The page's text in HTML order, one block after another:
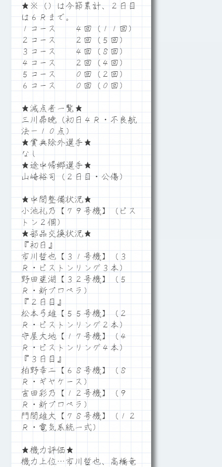
★※（）は今節累計、２日目
は６Ｒまで。
１コース ４回（１１回）
２コース ２回（５回）
３コース ４回（８回）
４コース ２回（４回）
５コース ０回（２回）
６コース ０回（０回）
★減点者一覧★
三川昴暁（初日４Ｒ・不良航
法－１０点）
★賞典除外選手★
なし
★途中帰郷選手★
山崎裕司（２日目・公傷）
★中間整備状況★
小池礼乃【７９号機】（ピス
トン２個）
★部品交換状況★
『初日』
市川哲也【３１号機】（３
Ｒ・ピストンリング３本）
野田亜湖【３２号機】（５
Ｒ・新プロペラ）
『２日目』
松本弓雄【５５号機】（２
Ｒ・ピストンリング２本）
守屋大地【１７号機】（４
Ｒ・ピストンリング４本）
『３日目』
柏野幸二【６８号機】（８
Ｒ・ギヤケース）
吉田彩乃【１２号機】（９
Ｒ・新プロペラ）
門間雄大【７８号機】（１２
Ｒ・電気系統一式）
★機力評価★
機力上位…市川哲也、高橋竜